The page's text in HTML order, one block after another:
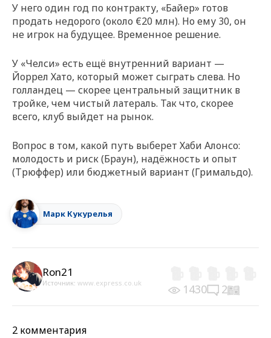
У него один год по контракту, «Байер» готов
продать недорого (около €20 млн). Но ему 30, он
не игрок на будущее. Временное решение.
У «Челси» есть ещё внутренний вариант —
Йоррел Хато, который может сыграть слева. Но
голландец — скорее центральный защитник в
тройке, чем чистый латераль. Так что, скорее
всего, клуб выйдет на рынок.
Вопрос в том, какой путь выберет Хаби Алонсо:
молодость и риск (Браун), надёжность и опыт
(Трюффер) или бюджетный вариант (Гримальдо).
Марк Кукурелья
Ron21
Источник: www.express.co.uk 1430 2
2 комментария